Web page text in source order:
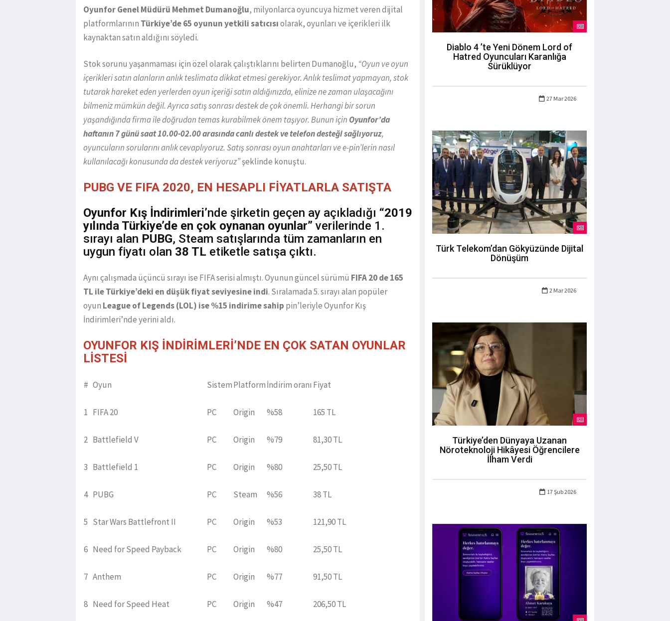
Oyunfor Genel Müdürü Mehmet Dumanoğlu, milyonlarca oyuncuya hizmet veren dijital
platformlarının Türkiye’de 65 oyunun yetkili satıcısıolarak, oyunları ve içerikleri ilk
kaynaktan satın aldığını söyledi.
Stok sorunu yaşanmaması için özel olarak çalıştıklarını belirten Dumanoğlu, “Oyun ve oyun
içerikleri satın alanların anlık teslimata dikkat etmesi gerekiyor. Anlık teslimat yapmayan, stok
tutarak hareket eden yerlerden oyun içeriği satın aldığınızda, elinize ne zaman ulaşacağını
bilmeniz mümkün değil. Ayrıca satış sonrası destek de çok önemli. Herhangi bir sorun
yaşandığında firma ile doğrudan temas kurabilmek önem taşıyor. Bunun için Oyunfor’da
haftanın 7 günü saat 10.00-02.00 arasında canlı destek ve telefon desteğisağlıyoruz,
oyuncuların sorularını anlık cevaplıyoruz. Satış sonrası oyun anahtarları ve e-pin’lerin nasıl
kullanılacağı konusunda da destek veriyoruz”şeklinde konuştu.
PUBG VE FIFA 2020, EN HESAPLI FİYATLARLA SATIŞTA
Oyunfor Kış İndirimleri’nde şirketin geçen ay açıkladığı “2019
yılında Türkiye’de en çok oynanan oyunlar” verilerinde 1.
sırayı alan PUBG, Steam satışlarında tüm zamanların en
uygun fiyatı olan 38 TL etiketle satışa çıktı.
Aynı çalışmada üçüncü sırayı ise FIFA serisi almıştı. Oyunun güncel sürümü FIFA 20 de 165
TL ile Türkiye’deki en düşük fiyat seviyesine indi. Sıralamada 5. sırayı alan popüler
oyun League of Legends (LOL) ise %15 indirime sahip pin’leriyle Oyunfor Kış
İndirimleri’nde yerini aldı.
OYUNFOR KIŞ İNDİRİMLERİ’NDE EN ÇOK SATAN OYUNLAR
LİSTESİ
# Oyun SistemPlatformİndirim oranı Fiyat
1 FIFA 20 PC Origin %58 165 TL
2 Battlefield V PC Origin %79 81,30 TL
3 Battlefield 1 PC Origin %80 25,50 TL
4 PUBG PC Steam %56 38 TL
5 Star Wars Battlefront II PC Origin %53 121,90 TL
6 Need for Speed Payback PC Origin %80 25,50 TL
7 Anthem PC Origin %77 91,50 TL
8 Need for Speed Heat PC Origin %47 206,50 TL
Diablo 4 ’te Yeni Dönem Lord of
Hatred Oyuncuları Karanlığa
Sürüklüyor
27 Mar 2026
Türk Telekom’dan Gökyüzünde Dijital
Dönüşüm
2 Mar 2026
Türkiye’den Dünyaya Uzanan
Nöroteknoloji Hikâyesi Öğrencilere
İlham Verdi
17 Şub 2026